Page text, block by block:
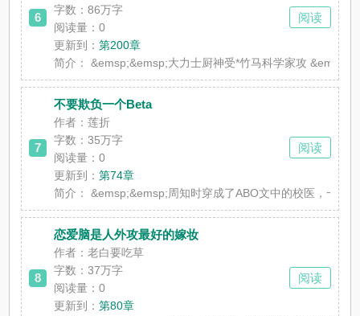
6
字数：86万字
阅读量：0
更新到：第200章
简介：
&emsp;&emsp;大力士厨神受*竹马科学家攻
阅读
7
不要欺负一个Beta
作者：莲折
字数：35万字
阅读量：0
更新到：第74章
简介：
&emsp;&emsp;周知时穿成了ABO文中的校医，一个
阅读
8
恋爱脑是人外攻最好的嫁妆
作者：老白要吃草
字数：37万字
阅读量：0
更新到：第80章
阅读